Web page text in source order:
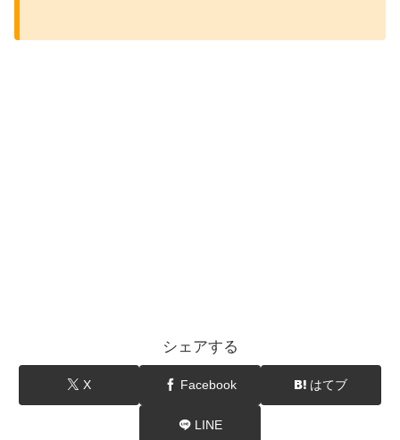
シェアする
X Facebook はてブ
LINE